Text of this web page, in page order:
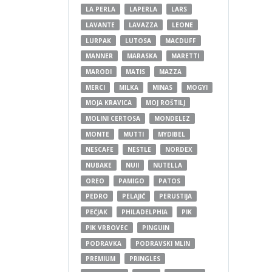
LA PERLA LAPERLA
LARS
LAVANTE
LAVAZZA
LEONE
LURPAK
LUTOSA
MACDUFF
MANNER
MARASKA
MARETTI
MARODI
MATIS
MAZZA
MERCI
MILKA MINAS
MOGYI
MOJA KRAVICA
MOJ ROŠTILJ
MOLINI CERTOSA
MONDELEZ
MONTE
MUTTI
MYDIBEL
NESCAFE
NESTLE
NORDEX
NUBAKE
NUII
NUTELLA
OREO
PAMIGO
PATOS
PEDRO
PELAJIĆ
PERUSTIJA
PEČJAK
PHILADELPHIA
PIK
PIK VRBOVEC
PINGUIN
PODRAVKA
PODRAVSKI MLIN
PREMIUM
PRINGLES